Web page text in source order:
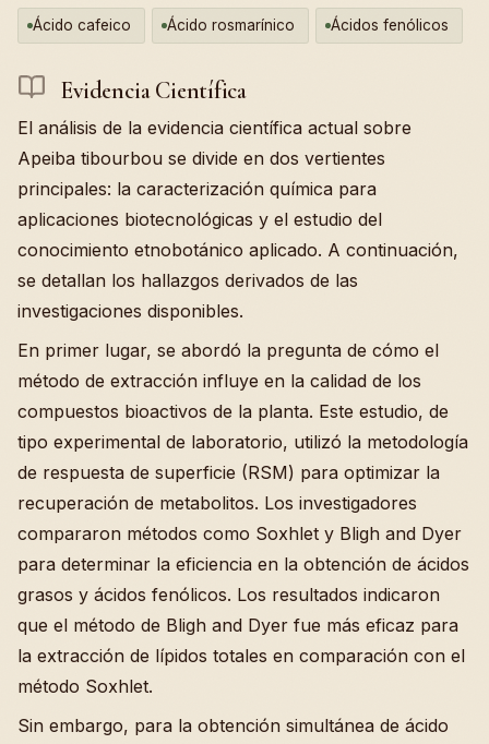
Ácido cafeico Ácido rosmarínico Ácidos fenólicos
Evidencia Científica
El análisis de la evidencia científica actual sobre
Apeiba tibourbou se divide en dos vertientes
principales: la caracterización química para
aplicaciones biotecnológicas y el estudio del
conocimiento etnobotánico aplicado. A continuación,
se detallan los hallazgos derivados de las
investigaciones disponibles.
En primer lugar, se abordó la pregunta de cómo el
método de extracción influye en la calidad de los
compuestos bioactivos de la planta. Este estudio, de
tipo experimental de laboratorio, utilizó la metodología
de respuesta de superficie (RSM) para optimizar la
recuperación de metabolitos. Los investigadores
compararon métodos como Soxhlet y Bligh and Dyer
para determinar la eficiencia en la obtención de ácidos
grasos y ácidos fenólicos. Los resultados indicaron
que el método de Bligh and Dyer fue más eficaz para
la extracción de lípidos totales en comparación con el
método Soxhlet.
Sin embargo, para la obtención simultánea de ácido